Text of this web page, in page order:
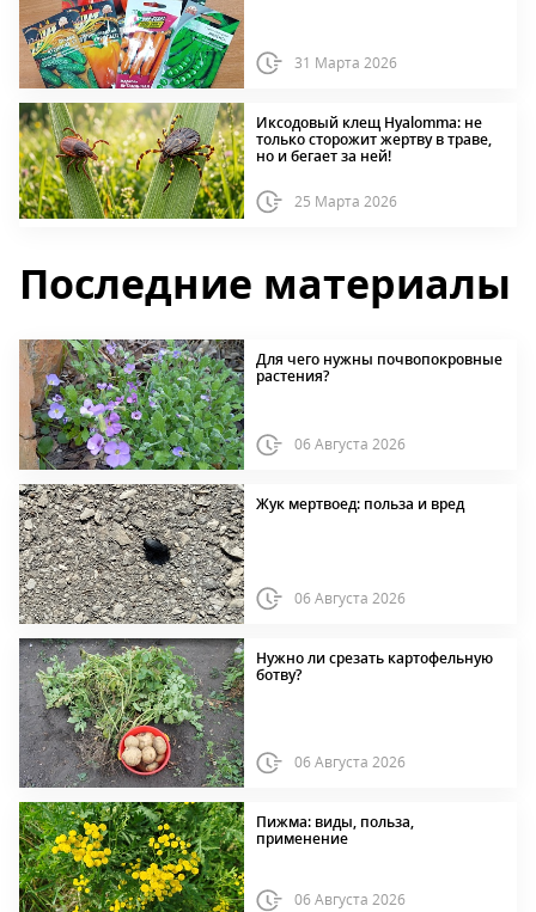
31 Марта 2026
Иксодовый клещ Hyalomma: не
только сторожит жертву в траве,
но и бегает за ней!
25 Марта 2026
Последние материалы
Для чего нужны почвопокровные
растения?
06 Августа 2026
Жук мертвоед: польза и вред
06 Августа 2026
Нужно ли срезать картофельную
ботву?
06 Августа 2026
Пижма: виды, польза,
применение
06 Августа 2026